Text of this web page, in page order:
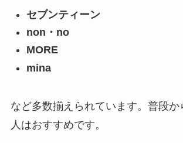
セブンティーン
non・no
MORE
mina
など多数揃えられています。普段か
人はおすすめです。